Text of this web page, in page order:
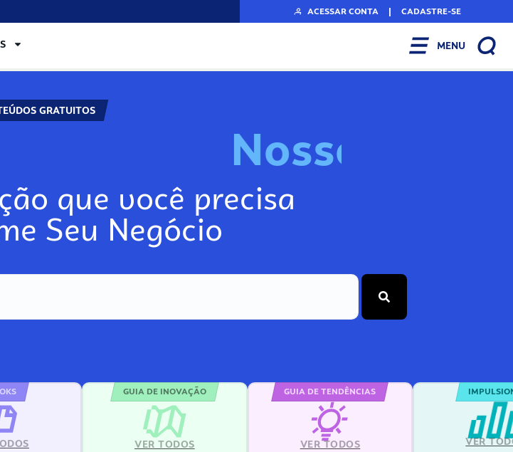
ACESSAR CONTA | CADASTRE-SE
MENU
GRATUITOS
Nosso
que você precisa
Seu Negócio
GUIA DE INOVAÇÃO
VER TODOS
GUIA DE TENDÊNCIAS
VER TODOS VER